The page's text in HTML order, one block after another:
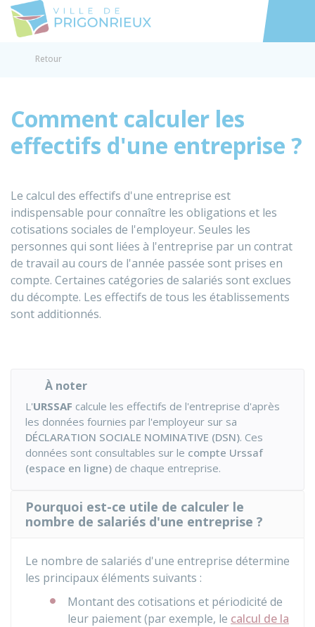
Accéder
Retour
Comment calculer les
effectifs d'une entreprise ?
Le calcul des effectifs d'une entreprise est
indispensable pour connaître les obligations et les
cotisations sociales de l'employeur. Seules les
personnes qui sont liées à l'entreprise par un contrat
de travail au cours de l'année passée sont prises en
compte. Certaines catégories de salariés sont exclues
du décompte. Les effectifs de tous les établissements
sont additionnés.
À noter
L'URSSAF calcule les effectifs de l'entreprise d'après
les données fournies par l'employeur sur sa
DÉCLARATION SOCIALE NOMINATIVE (DSN). Ces
données sont consultables sur le compte Urssaf
(espace en ligne) de chaque entreprise.
Pourquoi est-ce utile de calculer le
nombre de salariés d'une entreprise ?
Le nombre de salariés d'une entreprise détermine
les principaux éléments suivants :
Montant des cotisations et périodicité de
leur paiement (par exemple, le calcul de la